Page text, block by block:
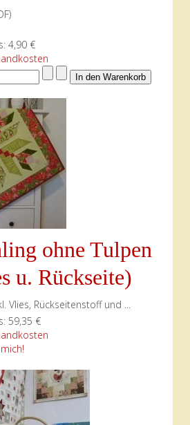
4,90 €
ohne Tulpen
u. Rückseite)
Vlies, Rückseitenstoff und ...
59,35 €